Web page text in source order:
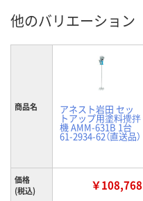
他のバリエーション
商品名 アネスト岩田 セッ
トアップ用塗料攪拌
機 AMM-631B 1台
61-2934-62（直送品）
価格
(税込)
￥108,768